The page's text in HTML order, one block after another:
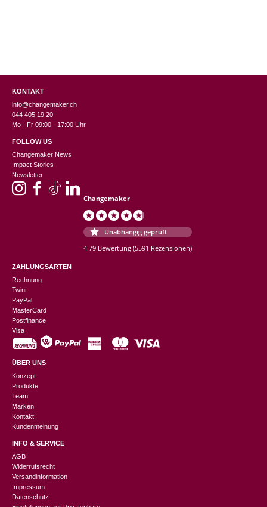
KONTAKT
info@changemaker.ch
044 405 19 20
Mo - Fr 09:00 - 17:00 Uhr
FOLLOW US
Changemaker News
Impact Stories
Newsletter
Changemaker
Unabhängig geprüft
4.79 Bewertung (5591 Rezensionen)
ZAHLUNGSARTEN
Rechnung
Twint
PayPal
MasterCard
Postfinance
Visa
ÜBER UNS
Konzept
Produkte
Team
Marken
Kontakt
Kundenmeinung
INFO & SERVICE
AGB
Widerrufsrecht
Versandinformation
Impressum
Datenschutz